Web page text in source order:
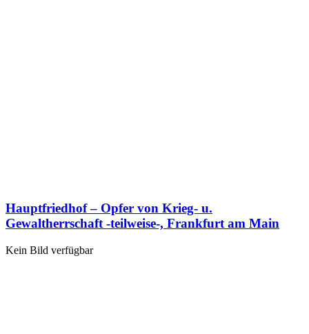
Hauptfriedhof – Opfer von Krieg- u.
Gewaltherrschaft -teilweise-, Frankfurt am Main
Kein Bild verfügbar